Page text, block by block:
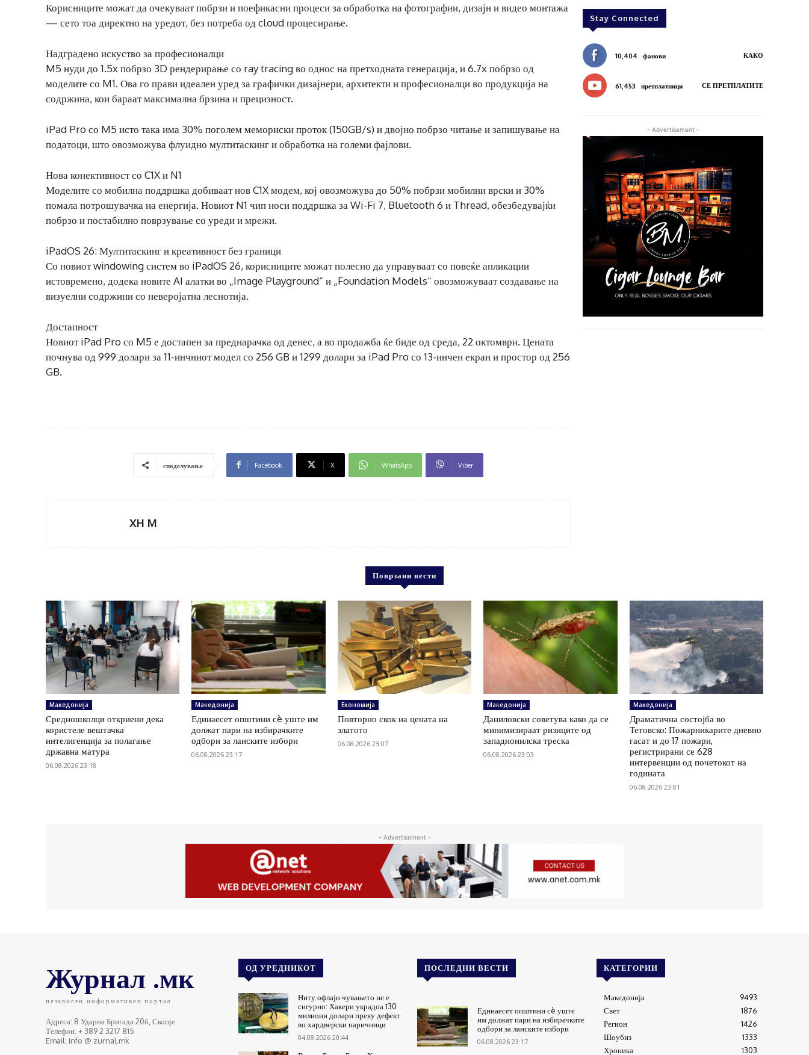
Корисниците можат да очекуваат побрзи и поефикасни процеси за обработка на фотографии, дизајн и видео монтажа
— сето тоа директно на уредот, без потреба од cloud процесирање.
Надградено искуство за професионалци
M5 нуди до 1.5x побрзо 3D рендерирање со ray tracing во однос на претходната генерација, и 6.7x побрзо од
моделите со M1. Ова го прави идеален уред за графички дизајнери, архитекти и професионалци во продукција на
содржина, кои бараат максимална брзина и прецизност.
iPad Pro со M5 исто така има 30% поголем мемориски проток (150GB/s) и двојно побрзо читање и запишување на
податоци, што овозможува флуидно мултитаскинг и обработка на големи фајлови.
Нова конективност со C1X и N1
Моделите со мобилна поддршка добиваат нов C1X модем, кој овозможува до 50% побрзи мобилни врски и 30%
помала потрошувачка на енергија. Новиот N1 чип носи поддршка за Wi-Fi 7, Bluetooth 6 и Thread, обезбедувајќи
побрзо и постабилно поврзување со уреди и мрежи.
iPadOS 26: Мултитаскинг и креативност без граници
Со новиот windowing систем во iPadOS 26, корисниците можат полесно да управуваат со повеќе апликации
истовремено, додека новите AI алатки во „Image Playground“ и „Foundation Models“ овозможуваат создавање на
визуелни содржини со неверојатна леснотија.
Достапност
Новиот iPad Pro со M5 е достапен за преднарачка од денес, а во продажба ќе биде од среда, 22 октомври. Цената
почнува од 999 долари за 11-инчниот модел со 256 GB и 1299 долари за iPad Pro со 13-инчен екран и простор од 256
GB.
споделување Facebook X WhatsApp Viber
XH M
Stay Connected
10,404 фанови КАКО
61,453 претплатници СЕ ПРЕТПЛАТИТЕ
- Advertisement -
Поврзани вести
Македонија
Средношколци откриени дека
користеле вештачка
интелигенција за полагање
државна матура
06.08.2026 23:18
Македонија
Единаесет општини сè уште им
должат пари на избирачките
одбори за ланските избори
06.08.2026 23:17
Економија
Повторно скок на цената на
златото
06.08.2026 23:07
Македонија
Даниловски советува како да се
минимизираат ризиците од
западнонилска треска
06.08.2026 23:03
Македонија
Драматична состојба во
Тетовско: Пожарникарите дневно
гасат и до 17 пожари,
регистрирани се 628
интервенции од почетокот на
годината
06.08.2026 23:01
- Advertisement -
Журнал .мк
независен информативен портал
Адреса: 8 Ударна Бригада 20б, Скопје
Телефон: + 389 2 3217 815
Email: info @ zurnal.mk
ОД УРЕДНИКОТ
Ниту офлајн чувањето не е
сигурно: Хакери украдоа 130
милиони долари преку дефект
во хардверски паричници
04.08.2026 20:44
ПОСЛЕДНИ ВЕСТИ
Единаесет општини сè уште
им должат пари на избирачките
одбори за ланските избори
06.08.2026 23:17
КАТЕГОРИИ
Македонија
9493
Свет
1876
Регион
1426
Шоубиз
1333
Хроника
1303